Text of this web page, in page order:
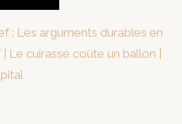
: Les arguments durables en
Le cuirassé coûte un ballon |